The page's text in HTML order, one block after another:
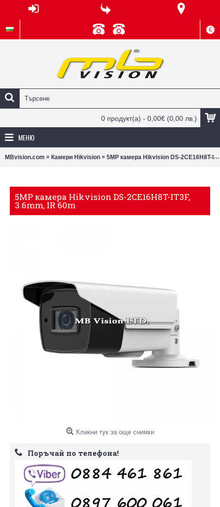
€
0 продукт(а) - 0,00€ (0,00 лв.)
МЕНЮ
MBvision.com » Камери Hikvision » 5MP камера Hikvision DS-2CE16H8T-IT3F, 3.6mm, IR 60m
5MP камера Hikvision DS-2CE16H8T-IT3F,
3.6mm, IR 60m
Кликни тук за още снимки
Поръчай по телефона!